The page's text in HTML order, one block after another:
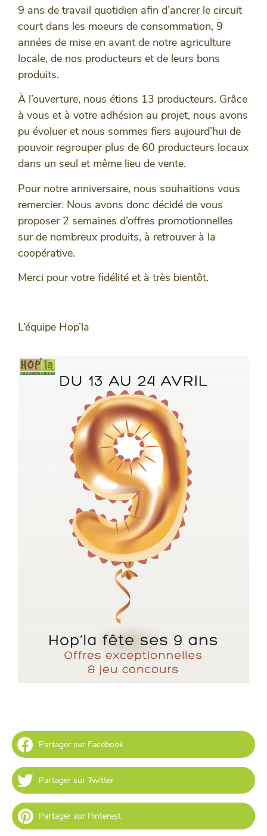
9 ans de travail quotidien afin d’ancrer le circuit
court dans les moeurs de consommation, 9
années de mise en avant de notre agriculture
locale, de nos producteurs et de leurs bons
produits.
À l’ouverture, nous étions 13 producteurs. Grâce
à vous et à votre adhésion au projet, nous avons
pu évoluer et nous sommes fiers aujourd’hui de
pouvoir regrouper plus de 60 producteurs locaux
dans un seul et même lieu de vente.
Pour notre anniversaire, nous souhaitions vous
remercier. Nous avons donc décidé de vous
proposer 2 semaines d’offres promotionnelles
sur de nombreux produits, à retrouver à la
coopérative.
Merci pour votre fidélité et à très bientôt.
L’équipe Hop’la
Partager sur Facebook
Partager sur Twitter
Partager sur Pinterest